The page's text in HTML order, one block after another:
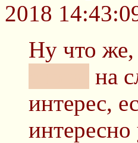
2018
Ну что
на
интерес,